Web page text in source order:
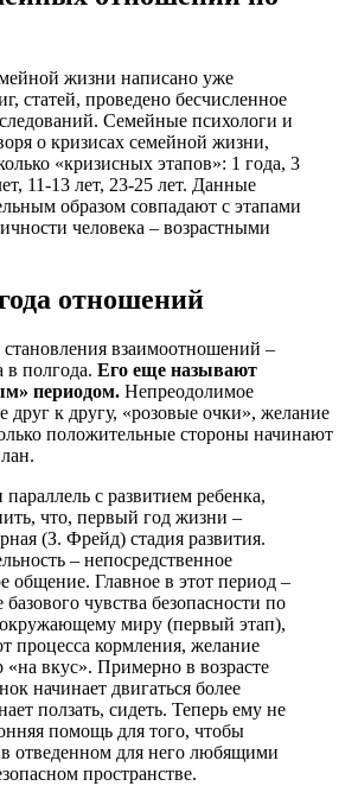
жизни написано уже
статей, проведено бесчисленное
Семейные психологи и
о кризисах семейной жизни,
«кризисных этапов»: 1 года, 3
11-13 лет, 23-25 лет. Данные
образом совпадают с этапами
человека – возрастными
отношений
взаимоотношений –
в полгода. Его еще называют
периодом. Непреодолимое
друг к другу, «розовые очки», желание
положительные стороны начинают
с развитием ребенка,
что, первый год жизни –
(З. Фрейд) стадия развития.
– непосредственное
общение. Главное в этот период –
чувства безопасности по
миру (первый этап),
процесса кормления, желание
«на вкус». Примерно в возрасте
начинает двигаться более
ползать, сидеть. Теперь ему не
помощь для того, чтобы
отведенном для него любящими
пространстве.